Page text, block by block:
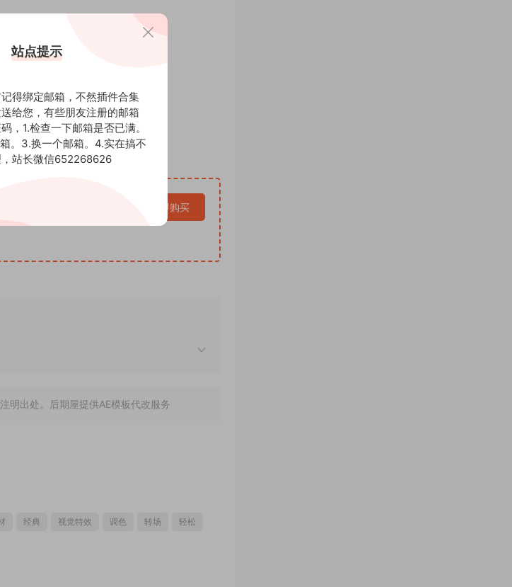
立即购买
注明出处。后期屋提供AE模板代改服务
经典 视觉特效 调色 转场
轻松
站点提示
得绑定邮箱，不然插件合集
给您，有些朋友注册的邮箱
，1.检查一下邮箱是否已满。
。3.换一个邮箱。4.实在搞不
站长微信652268626